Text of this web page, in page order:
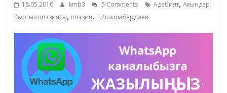
18.05.2010 kmb3 5 Comments Адабият,Акындар.
Кыргыз поэзиясы, поэзия,Т.Кожомбердиев